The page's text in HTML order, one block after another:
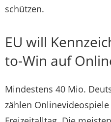
schützen.
EU will
to-Win auf
Mindestens 40 Mio.
zählen